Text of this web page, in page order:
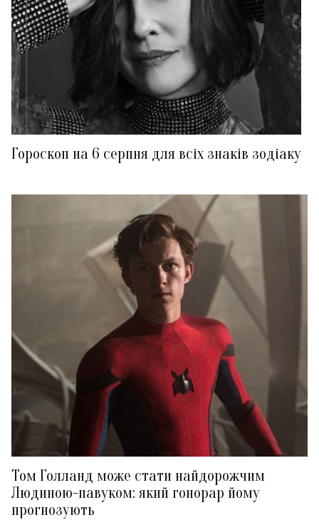
Гороскоп на 6 серпня для всіх знаків зодіаку
Том Голланд може стати найдорожчим
Людиною-павуком: який гонорар йому
прогнозують